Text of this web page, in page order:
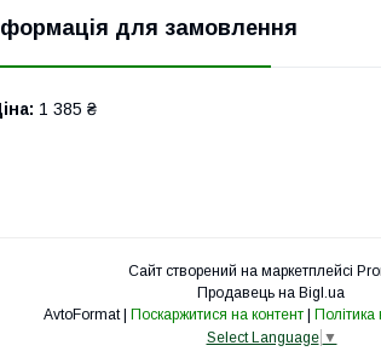
для замовлення
1 385 ₴
Сайт створений на маркетплейсі
Продавець на Bigl.ua
Поскаржитися на контент
Політика
Select Language ▼